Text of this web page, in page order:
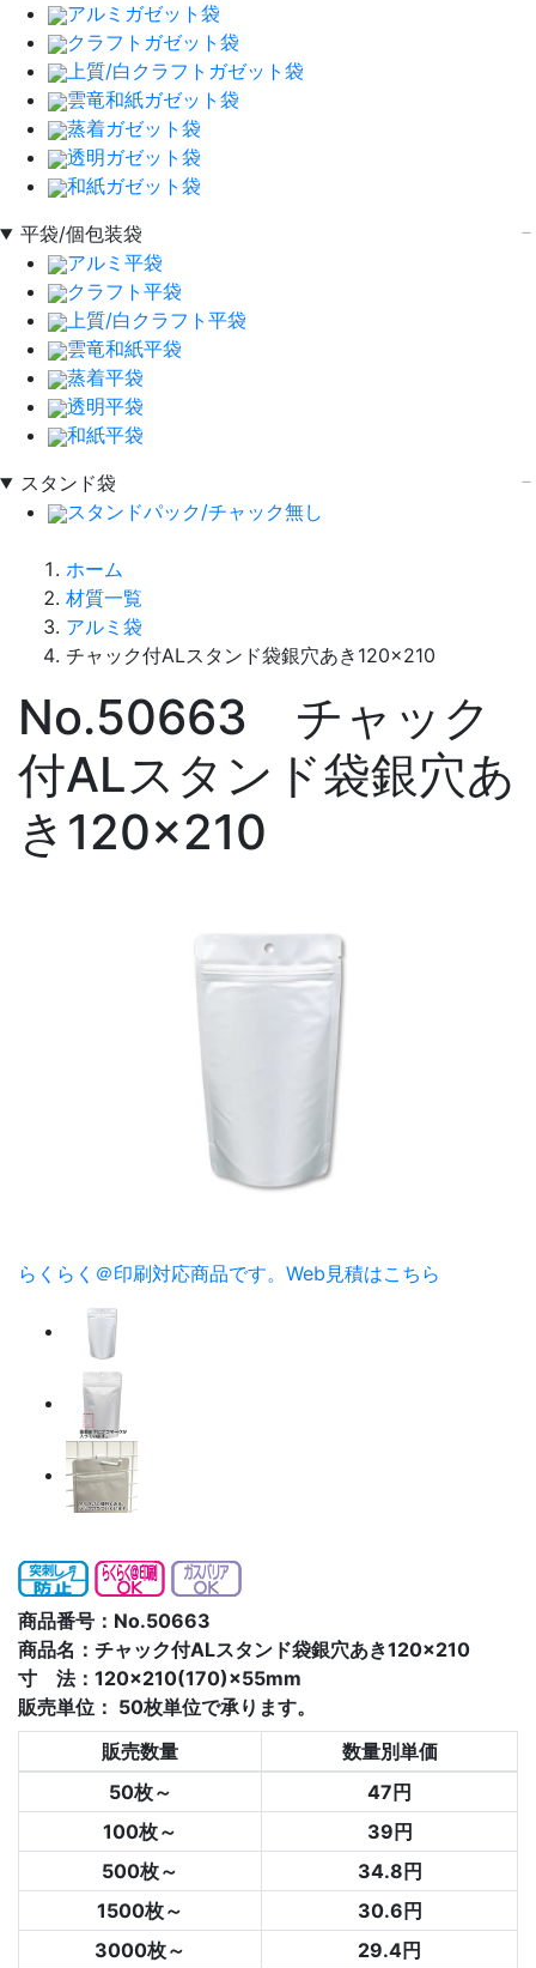
アルミガゼット袋
クラフトガゼット袋
上質/白クラフトガゼット袋
雲竜和紙ガゼット袋
蒸着ガゼット袋
透明ガゼット袋
和紙ガゼット袋
平袋/個包装袋
アルミ平袋
クラフト平袋
上質/白クラフト平袋
雲竜和紙平袋
蒸着平袋
透明平袋
和紙平袋
スタンド袋
スタンドパック/チャック無し
ホーム
材質一覧
アルミ袋
チャック付ALスタンド袋銀穴あき120×210
No.50663 チャック
付ALスタンド袋銀穴あ
き120×210
らくらく＠印刷対応商品です。 Web見積はこちら
商品番号：No.50663
商品名：チャック付ALスタンド袋銀穴あき120×210
寸 法：120×210(170)×55mm
販売単位： 50枚単位で承ります。
販売数量
数量別単価
50枚～
47円
100枚～
39円
500枚～
34.8円
1500枚～
30.6円
3000枚～
29.4円